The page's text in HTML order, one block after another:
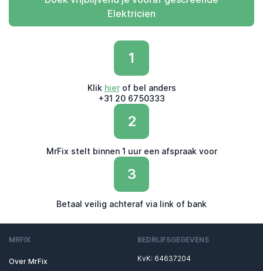
Elektricien
1
Klik hierof bel anders
+31 20 6750333
2
MrFix stelt binnen 1 uur een afspraak voor
3
Betaal veilig achteraf via link of bank
MRFIX
Over MrFix
BEDRIJFSGEGEVENS
KvK: 64637204